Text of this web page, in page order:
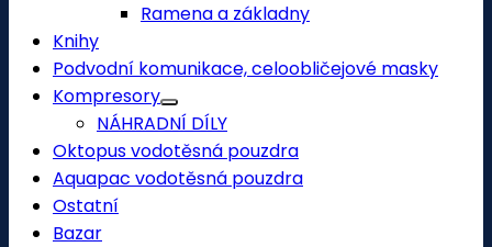
Ramena a základny
Knihy
Podvodní komunikace, celoobličejové masky
Kompresory
NÁHRADNÍ DÍLY
Oktopus vodotěsná pouzdra
Aquapac vodotěsná pouzdra
Ostatní
Bazar